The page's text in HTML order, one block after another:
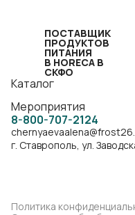
ПОСТАВЩИК
ПРОДУКТОВ
ПИТАНИЯ
В HORECA В
СКФО
Каталог
Мероприятия
8-800-707-2124
г. Ставрополь, ул.
Политика